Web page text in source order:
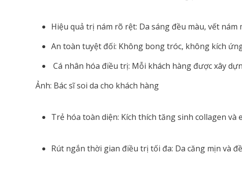
Hiệu quả trị nám rõ rệt: Da sáng đều màu, vết nám
An toàn tuyệt đối: Không bong tróc, không kích
Cá nhân hóa điều trị: Mỗi khách hàng được xây
Ảnh: Bác sĩ soi da cho khách hàng
Trẻ hóa toàn diện: Kích thích tăng sinh collagen và
Rút ngắn thời gian điều trị tối đa: Da căng mịn và